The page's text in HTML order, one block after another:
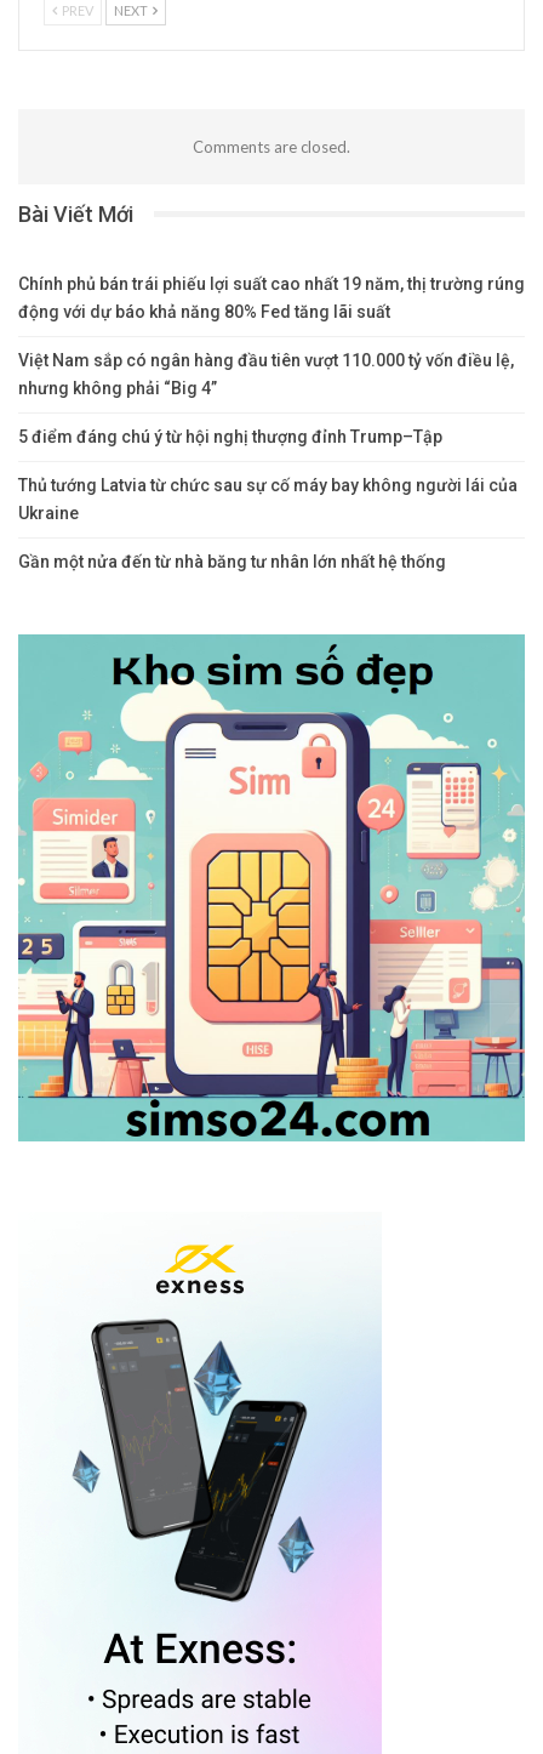
PREV NEXT
Comments are closed.
Bài Viết Mới
Chính phủ bán trái phiếu lợi suất cao nhất 19 năm, thị trường rúng
động với dự báo khả năng 80% Fed tăng lãi suất
Việt Nam sắp có ngân hàng đầu tiên vượt 110.000 tỷ vốn điều lệ,
nhưng không phải “Big 4”
5 điểm đáng chú ý từ hội nghị thượng đỉnh Trump–Tập
Thủ tướng Latvia từ chức sau sự cố máy bay không người lái của
Ukraine
Gần một nửa đến từ nhà băng tư nhân lớn nhất hệ thống